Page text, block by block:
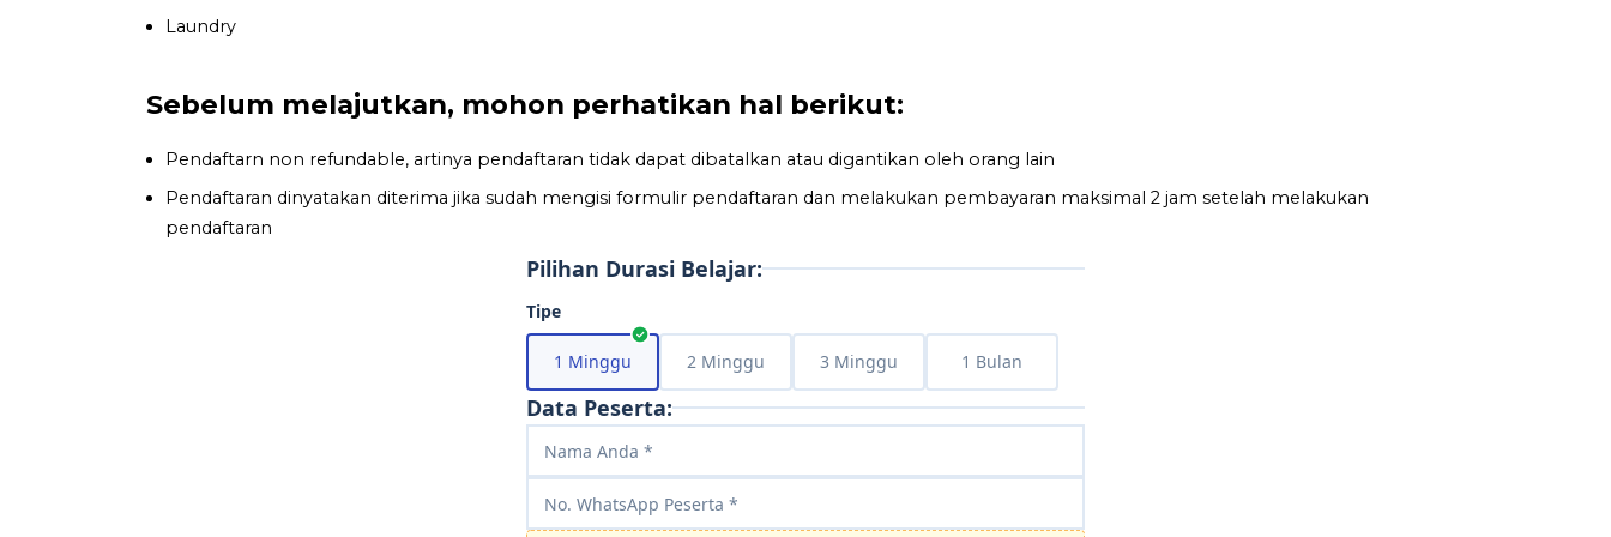
Laundry
Sebelum melajutkan, mohon perhatikan hal berikut:
Pendaftarn non refundable, artinya pendaftaran tidak dapat dibatalkan atau digantikan oleh orang lain
Pendaftaran dinyatakan diterima jika sudah mengisi formulir pendaftaran dan melakukan pembayaran maksimal 2 jam setelah melakukan
pendaftaran
Pilihan Durasi Belajar:
Tipe
1 Minggu 2 Minggu 3 Minggu 1 Bulan
Data Peserta: